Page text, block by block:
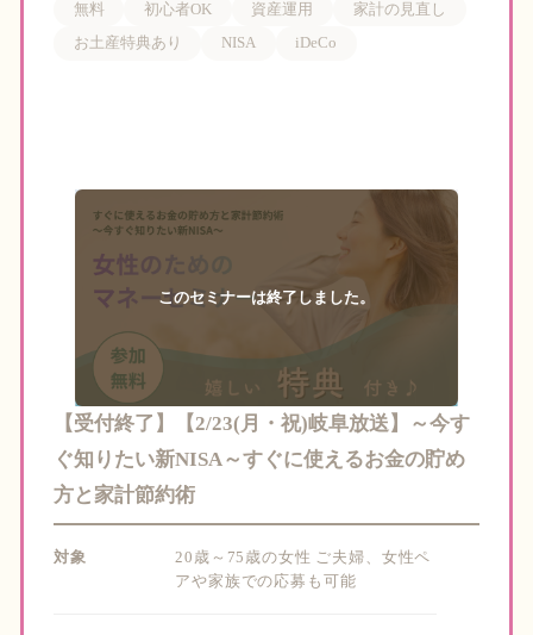
無料 初心者OK 資産運用
家計の見直し
お土産特典あり
NISA iDeCo
【受付終了】【2/23(月・祝)岐阜放送】～今す
ぐ知りたい新NISA～すぐに使えるお金の貯め
方と家計節約術
対象
20歳～75歳の女性 ご夫婦、女性ペ
アや家族での応募も可能